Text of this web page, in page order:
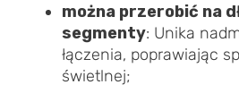
można przerobić na
segmenty: Unika
łączenia, poprawiając
świetlnej;